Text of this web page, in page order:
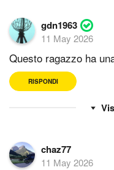
gdn1963
11 May 2026
Questo ragazzo ha
RISPONDI
chaz77
11 May 2026